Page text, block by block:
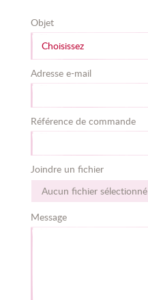
Objet
Choisissez
Adresse e-mail
Référence de commande
Joindre un fichier
Aucun fichier sélectionné
Message